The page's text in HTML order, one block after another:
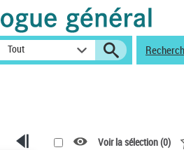
Tout
Voir la sélection (0)